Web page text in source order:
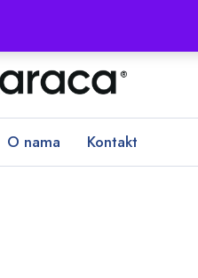
O nama Kontakt